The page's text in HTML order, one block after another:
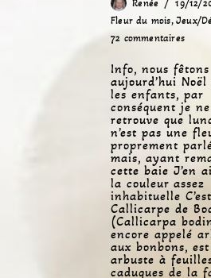
Renée
19/12/
Fleur du mois,Jeux/
72 commentaires
Info, nous fêtons
aujourd’hui Noël
les enfants, par
conséquent je
retrouve que
n’est pas une
proprement
mais, ayant
cette baie J’en
la couleur assez
inhabituelle
Callicarpe de
(Callicarpa
encore appelé
aux bonbons,
arbuste à
caduques de la